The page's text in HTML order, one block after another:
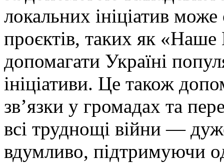
локальних ініціатив
проєктів, таких як «Наше
допомагати Україні
ініціативи. Це також
зв’язки у громадах та
всі труднощі війни —
вдумливо, підтримуючи